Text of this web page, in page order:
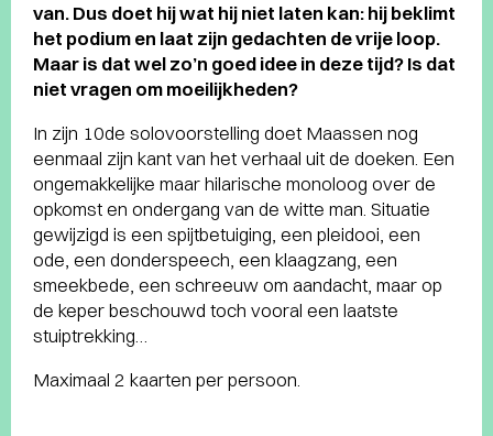
van. Dus doet hij wat hij niet laten kan: hij beklimt
het podium en laat zijn gedachten de vrije loop.
Maar is dat wel zo’n goed idee in deze tijd? Is dat
niet vragen om moeilijkheden?
In zijn 10de solovoorstelling doet Maassen nog
eenmaal zijn kant van het verhaal uit de doeken. Een
ongemakkelijke maar hilarische monoloog over de
opkomst en ondergang van de witte man. Situatie
gewijzigd is een spijtbetuiging, een pleidooi, een
ode, een donderspeech, een klaagzang, een
smeekbede, een schreeuw om aandacht, maar op
de keper beschouwd toch vooral een laatste
stuiptrekking…
Maximaal 2 kaarten per persoon.